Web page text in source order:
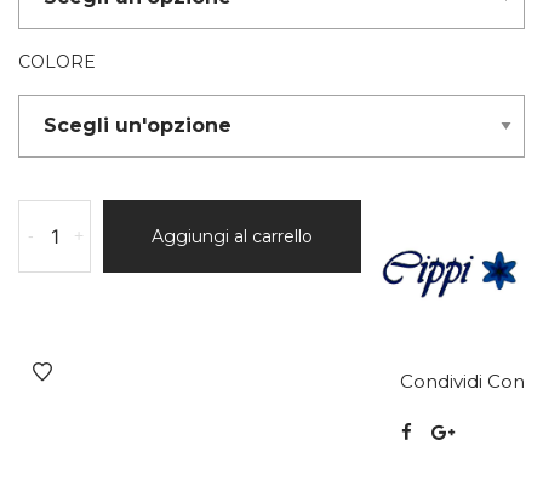
COLORE
- + Aggiungi al carrello
Condividi Con